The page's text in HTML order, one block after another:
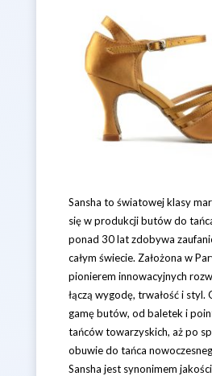
Sansha to światowej klasy
się w produkcji butów do
ponad 30 lat zdobywa
całym świecie. Założona w
pionierem innowacyjnych
łączą wygodę, trwałość i styl.
gamę butów, od baletek i
tańców towarzyskich, aż po
obuwie do tańca
Sansha jest synonimem